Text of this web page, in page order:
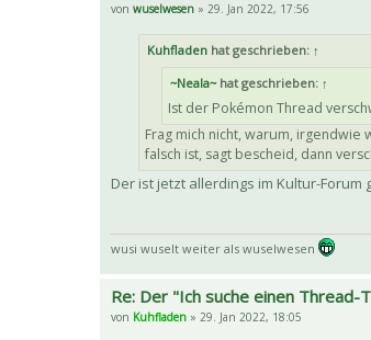
von wuselwesen » 29. Jan 2022, 17:56
Kuhfladen hat geschrieben: ↑
~Neala~hat geschrieben: ↑
Ist der Pokémon Thread
Frag mich nicht, warum,
falsch ist, sagt bescheid, dann
Der ist jetzt allerdings im Kultur-Forum
wusi wuselt weiter als wuselwesen
Re: Der "Ich suche einen Thread-
von Kuhfladen » 29. Jan 2022, 18:05